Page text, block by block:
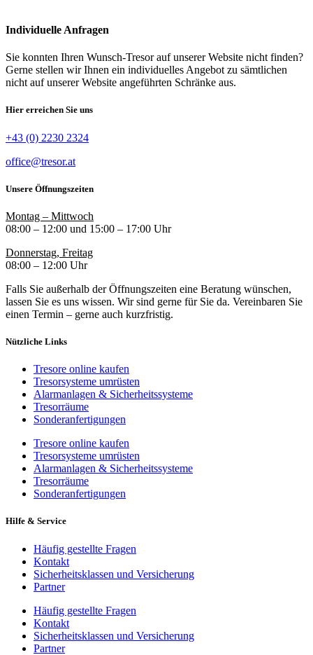
Individuelle Anfragen
Sie konnten Ihren Wunsch-Tresor auf unserer Website nicht finden?
Gerne stellen wir Ihnen ein individuelles Angebot zu sämtlichen
nicht auf unserer Website angeführten Schränke aus.
Hier erreichen Sie uns
+43 (0) 2230 2324
office@tresor.at
Unsere Öffnungszeiten
Montag – Mittwoch
08:00 – 12:00 und 15:00 – 17:00 Uhr
Donnerstag, Freitag
08:00 – 12:00 Uhr
Falls Sie außerhalb der Öffnungszeiten eine Beratung wünschen,
lassen Sie es uns wissen. Wir sind gerne für Sie da. Vereinbaren Sie
einen Termin – gerne auch kurzfristig.
Nützliche Links
Tresore online kaufen
Tresorsysteme umrüsten
Alarmanlagen & Sicherheitssysteme
Tresorräume
Sonderanfertigungen
Tresore online kaufen
Tresorsysteme umrüsten
Alarmanlagen & Sicherheitssysteme
Tresorräume
Sonderanfertigungen
Hilfe & Service
Häufig gestellte Fragen
Kontakt
Sicherheitsklassen und Versicherung
Partner
Häufig gestellte Fragen
Kontakt
Sicherheitsklassen und Versicherung
Partner